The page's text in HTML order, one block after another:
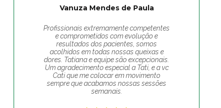
Vanuza Mendes de Paula
Profissionais extremamente competentes
e comprometidos com evolução e
resultados dos pacientes, somos
acolhidos em todas nossas queixas e
dores. Tatiana e equipe são excepcionais.
Um agradecimento especial a Tati, e a vc
Cati que me colocar em movimento
sempre que acabamos nossas sessões
semanais.